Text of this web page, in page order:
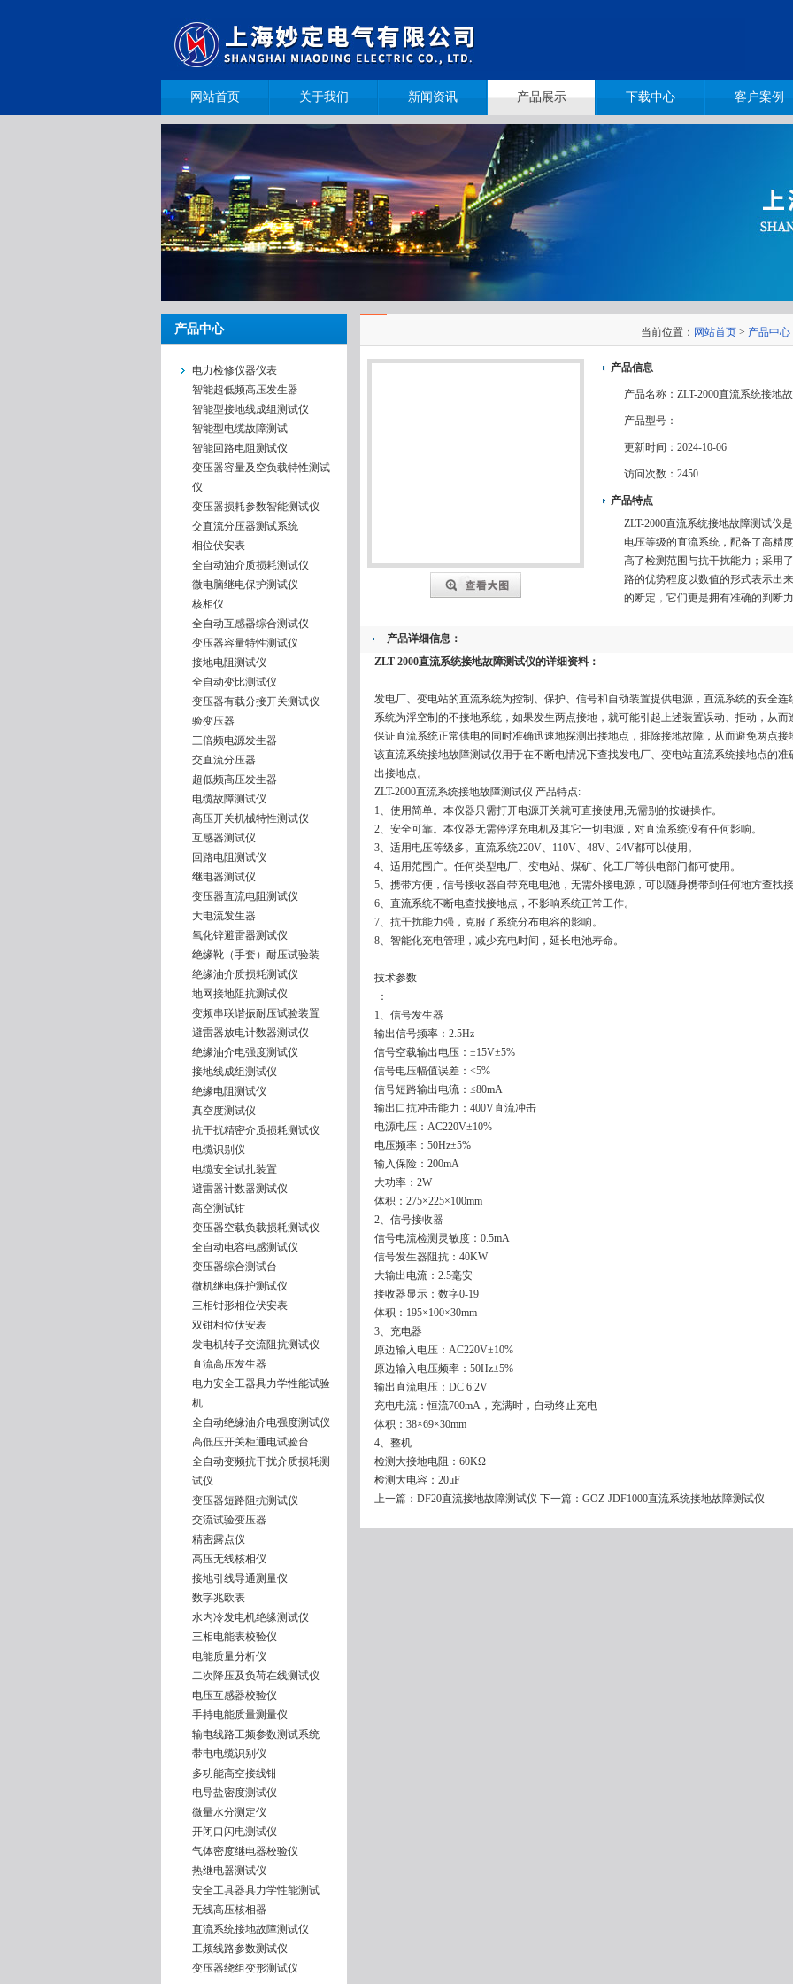
网站首页 关于我们 新闻资讯 产品展示 下载中心 客户案例
产品中心
电力检修仪器仪表
智能超低频高压发生器
智能型接地线成组测试仪
智能型电缆故障测试
智能回路电阻测试仪
变压器容量及空负载特性测试
仪
变压器损耗参数智能测试仪
交直流分压器测试系统
相位伏安表
全自动油介质损耗测试仪
微电脑继电保护测试仪
核相仪
全自动互感器综合测试仪
变压器容量特性测试仪
接地电阻测试仪
全自动变比测试仪
变压器有载分接开关测试仪
验变压器
三倍频电源发生器
交直流分压器
超低频高压发生器
电缆故障测试仪
高压开关机械特性测试仪
互感器测试仪
回路电阻测试仪
继电器测试仪
变压器直流电阻测试仪
大电流发生器
氧化锌避雷器测试仪
绝缘靴（手套）耐压试验装
绝缘油介质损耗测试仪
地网接地阻抗测试仪
变频串联谐振耐压试验装置
避雷器放电计数器测试仪
绝缘油介电强度测试仪
接地线成组测试仪
绝缘电阻测试仪
真空度测试仪
抗干扰精密介质损耗测试仪
电缆识别仪
电缆安全试扎装置
避雷器计数器测试仪
高空测试钳
变压器空载负载损耗测试仪
全自动电容电感测试仪
变压器综合测试台
微机继电保护测试仪
三相钳形相位伏安表
双钳相位伏安表
发电机转子交流阻抗测试仪
直流高压发生器
电力安全工器具力学性能试验
机
全自动绝缘油介电强度测试仪
高低压开关柜通电试验台
全自动变频抗干扰介质损耗测
试仪
变压器短路阻抗测试仪
交流试验变压器
精密露点仪
高压无线核相仪
接地引线导通测量仪
数字兆欧表
水内冷发电机绝缘测试仪
三相电能表校验仪
电能质量分析仪
二次降压及负荷在线测试仪
电压互感器校验仪
手持电能质量测量仪
输电线路工频参数测试系统
带电电缆识别仪
多功能高空接线钳
电导盐密度测试仪
微量水分测定仪
开闭口闪电测试仪
气体密度继电器校验仪
热继电器测试仪
安全工具器具力学性能测试
无线高压核相器
直流系统接地故障测试仪
工频线路参数测试仪
变压器绕组变形测试仪
当前位置： 网站首页 > 产品中心
产品信息
产品名称： ZLT-2000直流系统接地
产品型号：
更新时间： 2024-10-06
访问次数： 2450
产品特点
ZLT-2000直流系统接地故障测试仪
电压等级的直流系统，配备了高精
高了检测范围与抗干扰能力；采用
路的优势程度以数值的形式表示出
的断定，它们更是拥有准确的判断
产品详细信息：
ZLT-2000直流系统接地故障测试仪的详细资料：
发电厂、变电站的直流系统为控制、保护、信号和自动装置提供电源，直流系统的安全
系统为浮空制的不接地系统，如果发生两点接地，就可能引起上述装置误动、拒动，从
保证直流系统正常供电的同时准确迅速地探测出接地点，排除接地故障，从而避免两点接
该直流系统接地故障测试仪用于在不断电情况下查找发电厂、变电站直流系统接地点的
出接地点。
ZLT-2000直流系统接地故障测试仪 产品特点:
1、使用简单。本仪器只需打开电源开关就可直接使用,无需别的按键操作。
2、安全可靠。本仪器无需停浮充电机及其它一切电源，对直流系统没有任何影响。
3、适用电压等级多。直流系统220V、110V、48V、24V都可以使用。
4、适用范围广。任何类型电厂、变电站、煤矿、化工厂等供电部门都可使用。
5、携带方便，信号接收器自带充电电池，无需外接电源，可以随身携带到任何地方查找
6、直流系统不断电查找接地点，不影响系统正常工作。
7、抗干扰能力强，克服了系统分布电容的影响。
8、智能化充电管理，减少充电时间，延长电池寿命。
技术参数
：
1、信号发生器
输出信号频率：2.5Hz
信号空载输出电压：±15V±5%
信号电压幅值误差：<5%
信号短路输出电流：≤80mA
输出口抗冲击能力：400V直流冲击
电源电压：AC220V±10%
电压频率：50Hz±5%
输入保险：200mA
大功率：2W
体积：275×225×100mm
2、信号接收器
信号电流检测灵敏度：0.5mA
信号发生器阻抗：40KW
大输出电流：2.5毫安
接收器显示：数字0-19
体积：195×100×30mm
3、充电器
原边输入电压：AC220V±10%
原边输入电压频率：50Hz±5%
输出直流电压：DC 6.2V
充电电流：恒流700mA，充满时，自动终止充电
体积：38×69×30mm
4、整机
检测大接地电阻：60KΩ
检测大电容：20μF
上一篇： DF20直流接地故障测试仪 下一篇： GOZ-JDF1000直流系统接地故障测试仪